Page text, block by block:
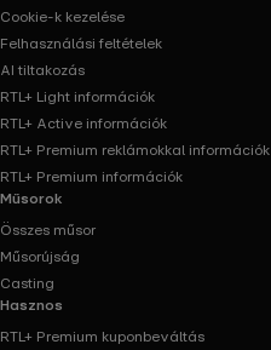
Cookie-k kezelése
Felhasználási feltételek
AI tiltakozás
RTL+ Light információk
RTL+ Active információk
RTL+ Premium reklámokkal információk
RTL+ Premium információk
Műsorok
Összes műsor
Műsorújság
Casting
Hasznos
RTL+ Premium kuponbeváltás